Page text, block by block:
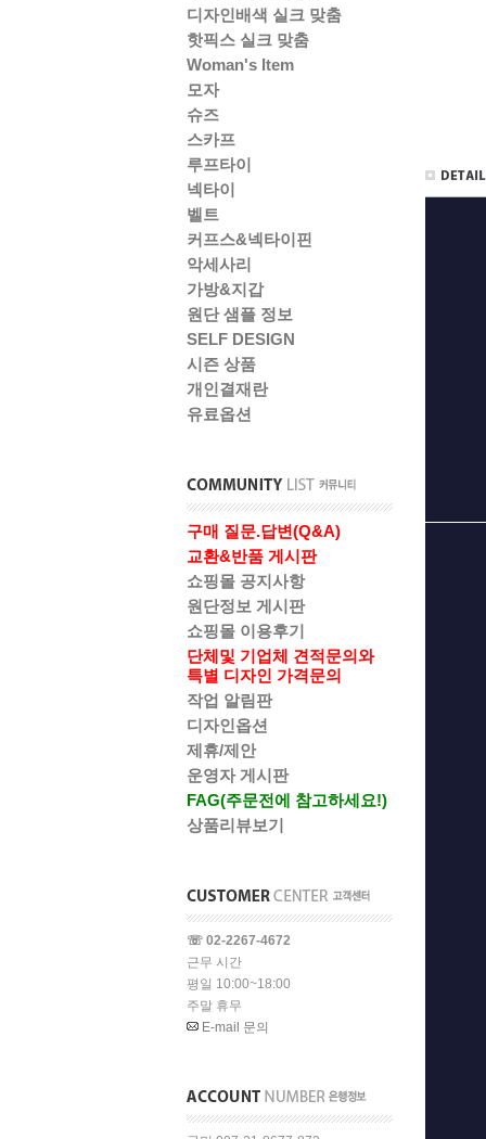
디자인배색 실크 맞춤
핫픽스 실크 맞춤
Woman's Item
모자
슈즈
스카프
루프타이
넥타이
벨트
커프스&넥타이핀
악세사리
가방&지갑
원단 샘플 정보
SELF DESIGN
시즌 상품
개인결재란
유료옵션
구매 질문.답변(Q&A)
교환&반품 게시판
쇼핑몰 공지사항
원단정보 게시판
쇼핑몰 이용후기
단체및 기업체 견적문의와
특별 디자인 가격문의
작업 알림판
디자인옵션
제휴/제안
운영자 게시판
FAG(주문전에 참고하세요!)
상품리뷰보기
☏ 02-2267-4672
근무 시간
평일 10:00~18:00
주말 휴무
E-mail 문의